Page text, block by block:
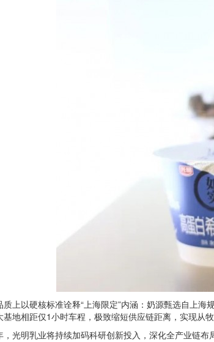
质上以硬核标准诠释“上海限定”内涵：奶源甄选自上
基地相距仅1小时车程，极致缩短供应链距离，实现从
，光明乳业将持续加码科研创新投入，深化全产业链